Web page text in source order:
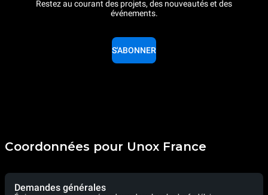
Restez au courant des projets, des nouveautés et des
événements.
S'ABONNER
Coordonnées pour Unox France
Demandes générales